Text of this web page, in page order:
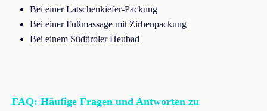
Bei einer Latschenkiefer-Packung
Bei einer Fußmassage mit Zirbenpackung
Bei einem Südtiroler Heubad
FAQ: Häufige Fragen und Antworten zu